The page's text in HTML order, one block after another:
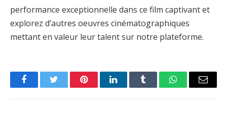
performance exceptionnelle dans ce film captivant et
explorez d’autres oeuvres cinématographiques
mettant en valeur leur talent sur notre plateforme.
FacebookTwitter PinterestLinkedInTumblr WhatsAppEmail